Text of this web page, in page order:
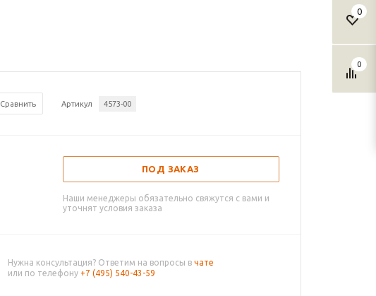
0
0
Сравнить Артикул 4573-00
ПОД ЗАКАЗ
Наши менеджеры обязательно свяжутся с вами и
уточнят условия заказа
Нужна консультация? Ответим на вопросы в чате
или по телефону +7 (495) 540-43-59